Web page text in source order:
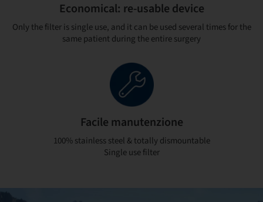
Economical: re-usable device
Only the filter is single use, and it can be used several times for the
same patient during the entire surgery
Facile manutenzione
100% stainless steel & totally dismountable
Single use filter